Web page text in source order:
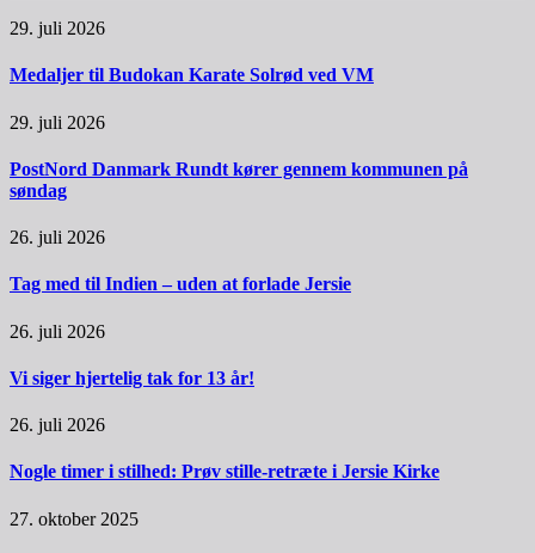
29. juli 2026
Medaljer til Budokan Karate Solrød ved VM
29. juli 2026
PostNord Danmark Rundt kører gennem kommunen på
søndag
26. juli 2026
Tag med til Indien – uden at forlade Jersie
26. juli 2026
Vi siger hjertelig tak for 13 år!
26. juli 2026
Nogle timer i stilhed: Prøv stille-retræte i Jersie Kirke
27. oktober 2025